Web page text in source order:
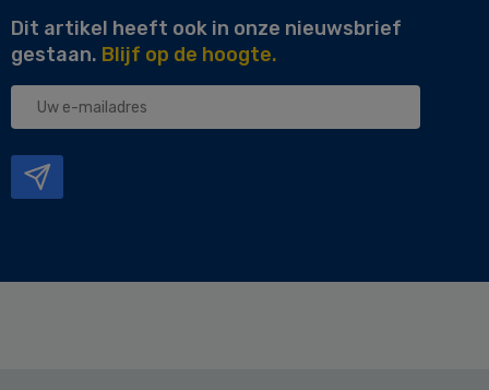
Dit artikel heeft ook in onze nieuwsbrief
gestaan. Blijf op de hoogte.
Uw